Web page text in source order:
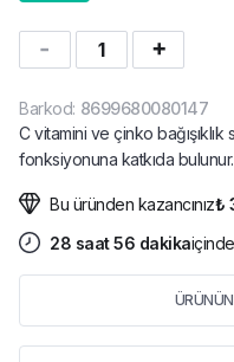
1
Barkod: 8699680080147
C vitamini ve çinko bağışıklık
fonksiyonuna katkıda bulunur.
Bu üründen kazancınız₺
28 saat 56 dakika